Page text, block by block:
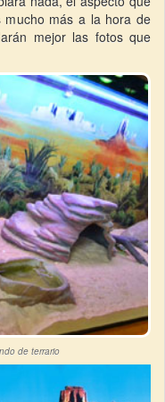
mucho más a la hora de
mejor las fotos que
de terrario